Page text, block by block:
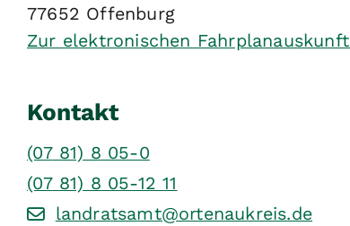
77652 Offenburg
Zur elektronischen Fahrplanauskunft
Kontakt
(07 81) 8 05-0
(07 81) 8 05-12 11
landratsamt@ortenaukreis.de